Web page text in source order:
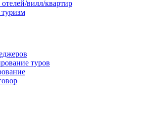
вилл/квартир
туров